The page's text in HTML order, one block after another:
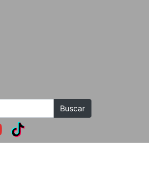
Buscar